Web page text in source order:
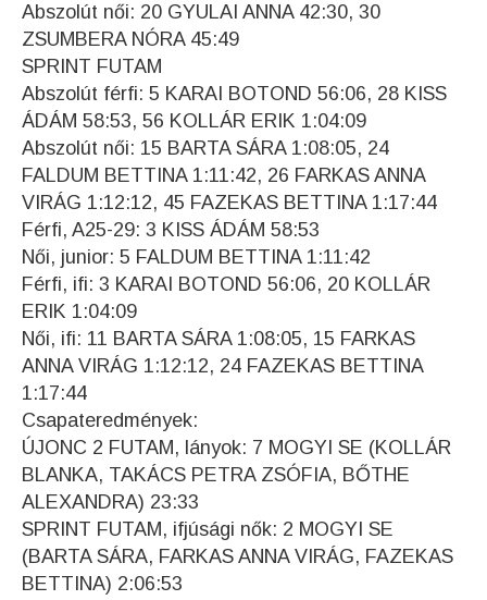
Abszolút női: 20 GYULAI ANNA 42:30, 30
ZSUMBERA NÓRA 45:49
SPRINT FUTAM
Abszolút férfi: 5 KARAI BOTOND 56:06, 28 KISS
ÁDÁM 58:53, 56 KOLLÁR ERIK 1:04:09
Abszolút női: 15 BARTA SÁRA 1:08:05, 24
FALDUM BETTINA 1:11:42, 26 FARKAS ANNA
VIRÁG 1:12:12, 45 FAZEKAS BETTINA 1:17:44
Férfi, A25-29: 3 KISS ÁDÁM 58:53
Női, junior: 5 FALDUM BETTINA 1:11:42
Férfi, ifi: 3 KARAI BOTOND 56:06, 20 KOLLÁR
ERIK 1:04:09
Női, ifi: 11 BARTA SÁRA 1:08:05, 15 FARKAS
ANNA VIRÁG 1:12:12, 24 FAZEKAS BETTINA
1:17:44
Csapateredmények:
ÚJONC 2 FUTAM, lányok: 7 MOGYI SE (KOLLÁR
BLANKA, TAKÁCS PETRA ZSÓFIA, BŐTHE
ALEXANDRA) 23:33
SPRINT FUTAM, ifjúsági nők: 2 MOGYI SE
(BARTA SÁRA, FARKAS ANNA VIRÁG, FAZEKAS
BETTINA) 2:06:53